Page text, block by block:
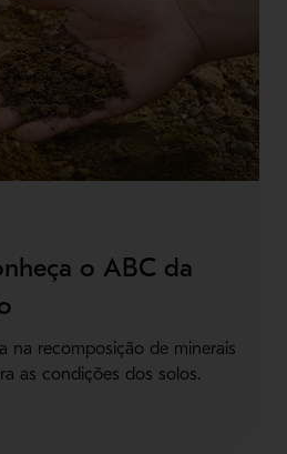
o ABC da
na recomposição de minerais
as condições dos solos.